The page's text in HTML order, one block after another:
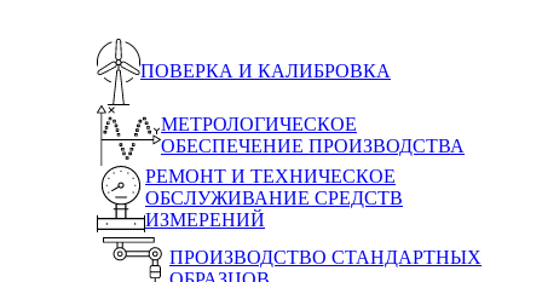
ПОВЕРКА И КАЛИБРОВКА
МЕТРОЛОГИЧЕСКОЕ
ОБЕСПЕЧЕНИЕ ПРОИЗВОДСТВА
РЕМОНТ И ТЕХНИЧЕСКОЕ
ОБСЛУЖИВАНИЕ СРЕДСТВ
ИЗМЕРЕНИЙ
ПРОИЗВОДСТВО СТАНДАРТНЫХ